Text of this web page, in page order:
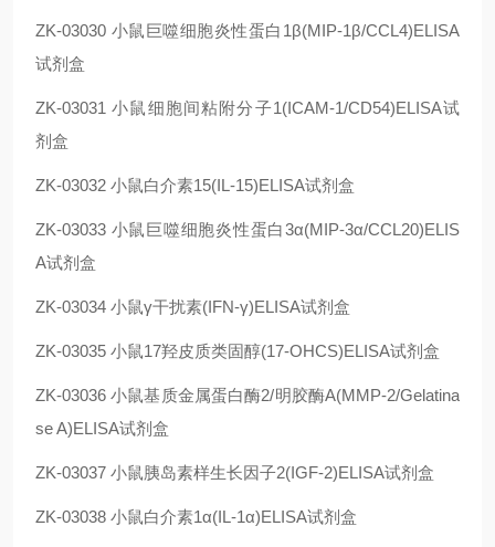
ZK-03030 小鼠巨噬细胞炎性蛋白1β(MIP-1β/CCL4)ELISA
试剂盒
ZK-03031 小鼠细胞间粘附分子1(ICAM-1/CD54)ELISA试
剂盒
ZK-03032 小鼠白介素15(IL-15)ELISA试剂盒
ZK-03033 小鼠巨噬细胞炎性蛋白3α(MIP-3α/CCL20)ELIS
A试剂盒
ZK-03034 小鼠γ干扰素(IFN-γ)ELISA试剂盒
ZK-03035 小鼠17羟皮质类固醇(17-OHCS)ELISA试剂盒
ZK-03036 小鼠基质金属蛋白酶2/明胶酶A(MMP-2/Gelatina
se A)ELISA试剂盒
ZK-03037 小鼠胰岛素样生长因子2(IGF-2)ELISA试剂盒
ZK-03038 小鼠白介素1α(IL-1α)ELISA试剂盒